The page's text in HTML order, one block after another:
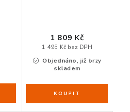
Objednáno, již brzy
skladem
1 495 Kč bez DPH
1 809 Kč